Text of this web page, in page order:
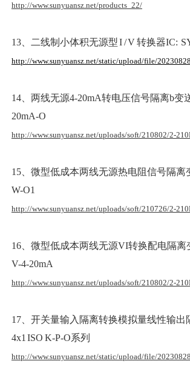
http://www.sunyuansz.net/products_22/
13、二线制小体积无源型 I / V 转换器IC:
http://www.sunyuansz.net/static/upload/file/
14、两线无源4-20mA转电压信号隔离b变
20mA-O
http://www.sunyuansz.net/uploads/soft/210802/2-
15、微型低成本两线无源热电阻信号隔离
W-O1
http://www.sunyuansz.net/uploads/soft/210726/2-
16、微型低成本两线无源VI转换配电隔离
V-4-20mA
http://www.sunyuansz.net/uploads/soft/210802/2-
17、开关量输入隔离转换模拟量线性输出
4x1 ISO K-P-O系列
http://www.sunyuansz.net/static/upload/file/